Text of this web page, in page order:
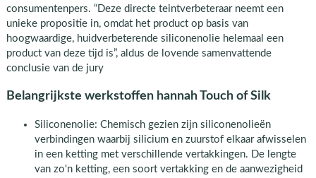
consumentenpers. “Deze directe teintverbeteraar neemt een
unieke propositie in, omdat het product op basis van
hoogwaardige, huidverbeterende siliconenolie helemaal een
product van deze tijd is”, aldus de lovende samenvattende
conclusie van de jury
Belangrijkste werkstoffen hannah Touch of Silk
Siliconenolie: Chemisch gezien zijn siliconenolieën
verbindingen waarbij silicium en zuurstof elkaar afwisselen
in een ketting met verschillende vertakkingen. De lengte
van zo'n ketting, een soort vertakking en de aanwezigheid